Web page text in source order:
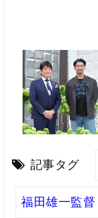
記事タグ
福田雄一監督